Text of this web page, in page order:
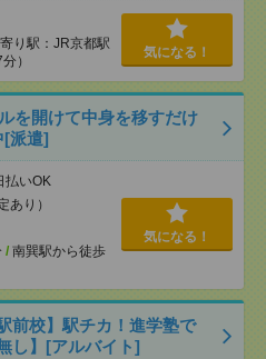
り駅：JR京都駅
）
気になる！
を開けて中身を移すだけ
[派遣]
いOK
あり）
/ 南巽駅から徒歩
気になる！
前校】駅チカ！進学塾で
し】[アルバイト]